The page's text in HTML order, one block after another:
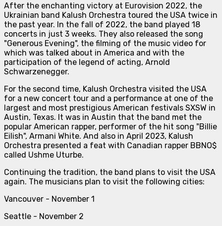
After the enchanting victory at Eurovision 2022, the
Ukrainian band Kalush Orchestra toured the USA twice in
the past year. In the fall of 2022, the band played 18
concerts in just 3 weeks. They also released the song
"Generous Evening", the filming of the music video for
which was talked about in America and with the
participation of the legend of acting, Arnold
Schwarzenegger.
For the second time, Kalush Orchestra visited the USA
for a new concert tour and a performance at one of the
largest and most prestigious American festivals SXSW in
Austin, Texas. It was in Austin that the band met the
popular American rapper, performer of the hit song "Billie
Eilish", Armani White. And also in April 2023, Kalush
Orchestra presented a feat with Canadian rapper BBNO$
called Ushme Uturbe.
Continuing the tradition, the band plans to visit the USA
again. The musicians plan to visit the following cities:
Vancouver - November 1
Seattle - November 2